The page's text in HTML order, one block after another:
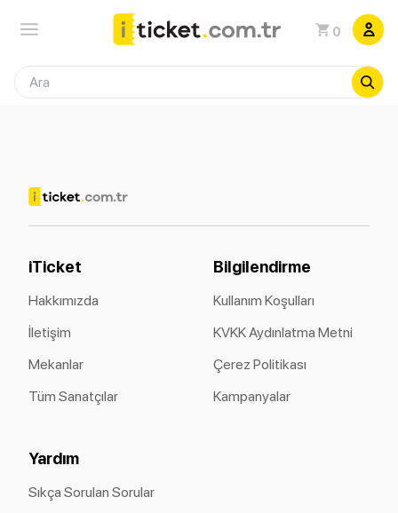
0
iTicket
Hakkımızda
İletişim
Mekanlar
Tüm Sanatçılar
Bilgilendirme
Kullanım Koşulları
KVKK Aydınlatma Metni
Çerez Politikası
Kampanyalar
Yardım
Sıkça Sorulan Sorular